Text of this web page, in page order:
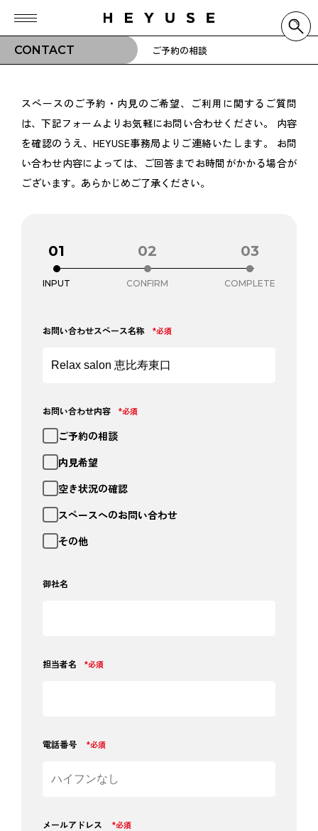
CONTACT ご予約の相談
スペースのご予約・内見のご希望、ご利用に関するご質問
は、下記フォームよりお気軽にお問い合わせください。
内容
を確認のうえ、HEYUSE事務局よりご連絡いたします。
お問
い合わせ内容によっては、ご回答までお時間がかかる場合が
ございます。あらかじめご了承ください。
01
INPUT
02
CONFIRM
03
COMPLETE
お問い合わせスペース名称 *必須
お問い合わせ内容 *必須
ご予約の相談
内見希望
空き状況の確認
スペースへのお問い合わせ
その他
御社名
担当者名 *必須
電話番号 *必須
メールアドレス *必須